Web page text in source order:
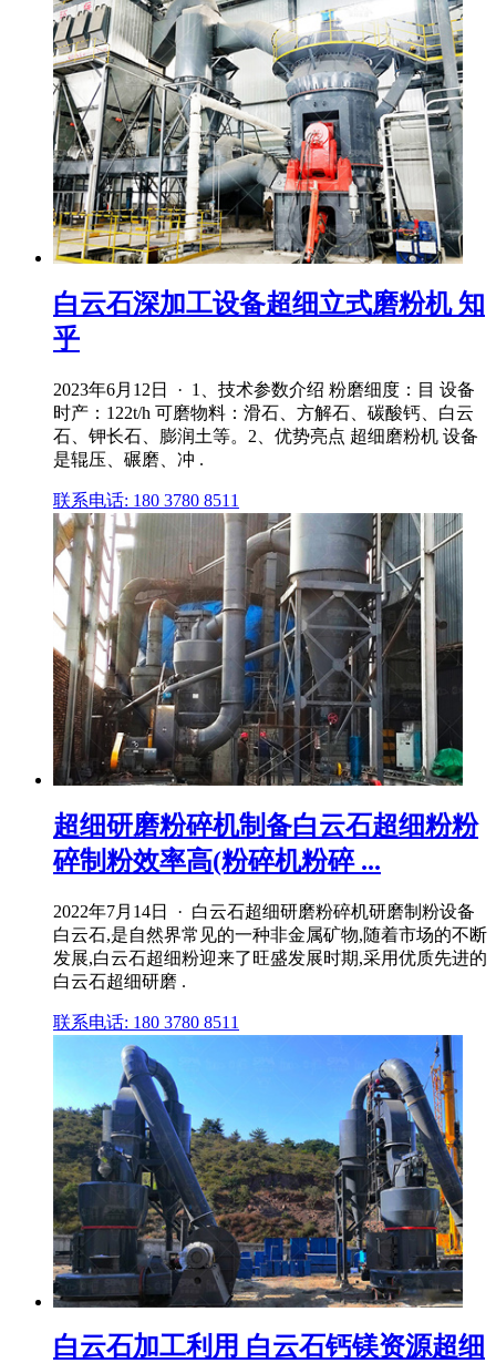
白云石深加工设备超细立式磨粉机 知
乎
2023年6月12日 · 1、技术参数介绍 粉磨细度：目 设备
时产：122t/h 可磨物料：滑石、方解石、碳酸钙、白云
石、钾长石、膨润土等。2、优势亮点 超细磨粉机 设备
是辊压、碾磨、冲 .
联系电话: 180 3780 8511
超细研磨粉碎机制备白云石超细粉粉
碎制粉效率高(粉碎机粉碎 ...
2022年7月14日 · 白云石超细研磨粉碎机研磨制粉设备
白云石,是自然界常见的一种非金属矿物,随着市场的不断
发展,白云石超细粉迎来了旺盛发展时期,采用优质先进的
白云石超细研磨 .
联系电话: 180 3780 8511
白云石加工利用 白云石钙镁资源超细